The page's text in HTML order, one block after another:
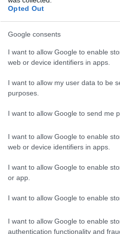
Opted Out
Google consents
I want to allow Google to enable
web or device identifiers in apps.
I want to allow my user data to be
purposes.
I want to allow Google to send me
I want to allow Google to enable
web or device identifiers in apps.
I want to allow Google to enable
or app.
I want to allow Google to enable
I want to allow Google to enable
authentication functionality and
prioritási sorrendet
több információ.
Mikor érdemes
kérni?
legtöbben akkor keresnek